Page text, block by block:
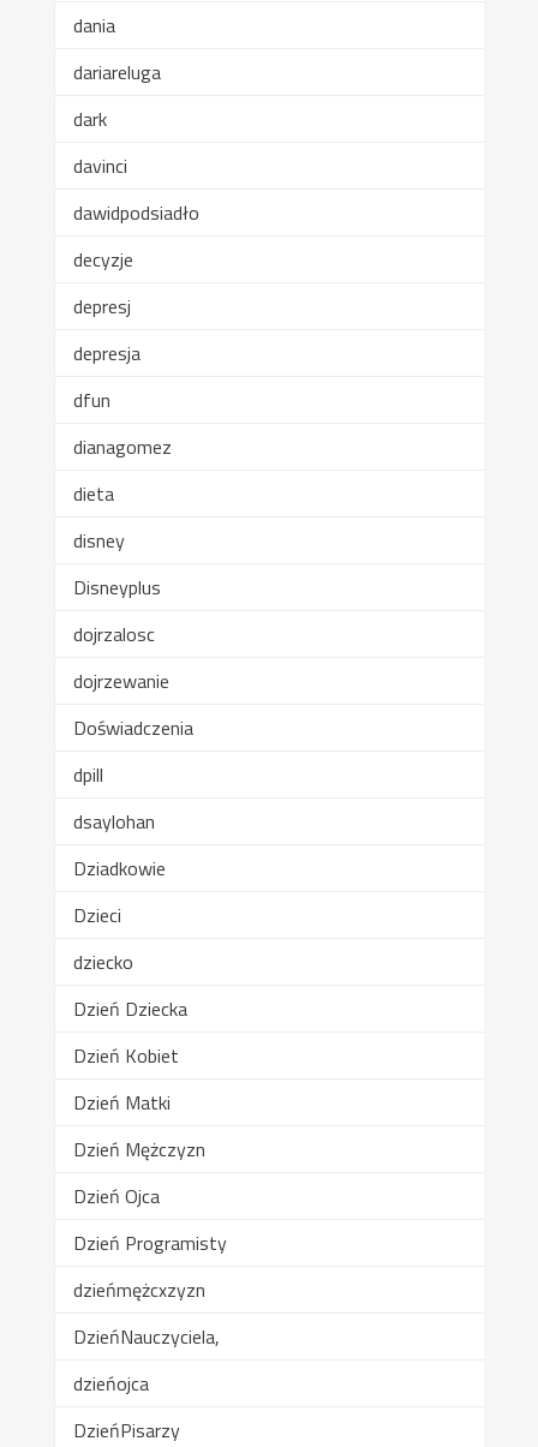
dania
dariareluga
dark
davinci
dawidpodsiadło
decyzje
depresj
depresja
dfun
dianagomez
dieta
disney
Disneyplus
dojrzalosc
dojrzewanie
Doświadczenia
dpill
dsaylohan
Dziadkowie
Dzieci
dziecko
Dzień Dziecka
Dzień Kobiet
Dzień Matki
Dzień Mężczyzn
Dzień Ojca
Dzień Programisty
dzieńmężcxzyzn
DzieńNauczyciela,
dzieńojca
DzieńPisarzy